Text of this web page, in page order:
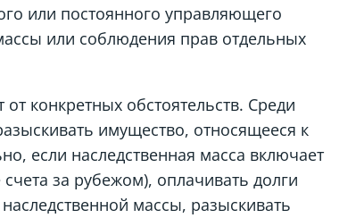
или постоянного управляющего
или соблюдения прав отдельных
конкретных обстоятельств. Среди
имущество, относящееся к
если наследственная масса включает
за рубежом), оплачивать долги
массы, разыскивать